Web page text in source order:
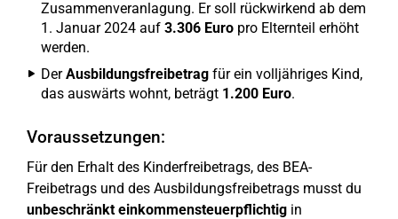
Zusammenveranlagung. Er soll rückwirkend ab dem
1. Januar 2024 auf 3.306 Euro pro Elternteil erhöht
werden.
DerAusbildungsfreibetrag für ein volljähriges Kind,
das auswärts wohnt, beträgt 1.200 Euro.
Voraussetzungen:
Für den Erhalt des Kinderfreibetrags, des BEA-
Freibetrags und des Ausbildungsfreibetrags musst du
unbeschränkt einkommensteuerpflichtig in